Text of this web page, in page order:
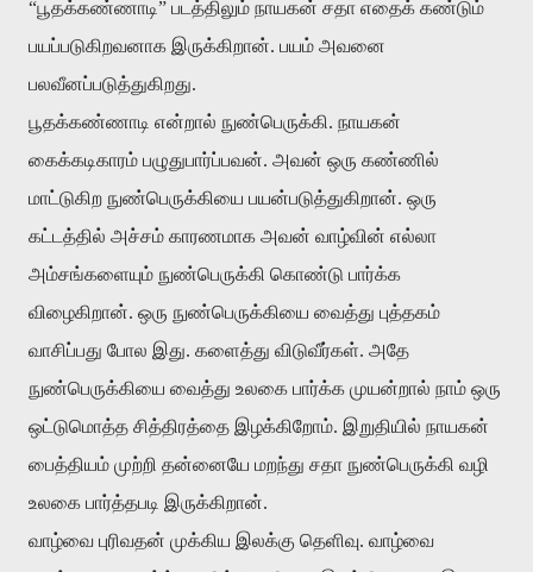
“பூதக்கண்ணாடி” படத்திலும் நாயகன் சதா எதைக் கண்டும்
பயப்படுகிறவனாக இருக்கிறான். பயம் அவனை
பலவீனப்படுத்துகிறது.
பூதக்கண்ணாடி என்றால் நுண்பெருக்கி. நாயகன்
கைக்கடிகாரம் பழுதுபார்ப்பவன். அவன் ஒரு கண்ணில்
மாட்டுகிற நுண்பெருக்கியை பயன்படுத்துகிறான். ஒரு
கட்டத்தில் அச்சம் காரணமாக அவன் வாழ்வின் எல்லா
அம்சங்களையும் நுண்பெருக்கி கொண்டு பார்க்க
விழைகிறான். ஒரு நுண்பெருக்கியை வைத்து புத்தகம்
வாசிப்பது போல இது. களைத்து விடுவீர்கள். அதே
நுண்பெருக்கியை வைத்து உலகை பார்க்க முயன்றால் நாம் ஒரு
ஒட்டுமொத்த சித்திரத்தை இழக்கிறோம். இறுதியில் நாயகன்
பைத்தியம் முற்றி தன்னையே மறந்து சதா நுண்பெருக்கி வழி
உலகை பார்த்தபடி இருக்கிறான்.
வாழ்வை புரிவதன் முக்கிய இலக்கு தெளிவு. வாழ்வை